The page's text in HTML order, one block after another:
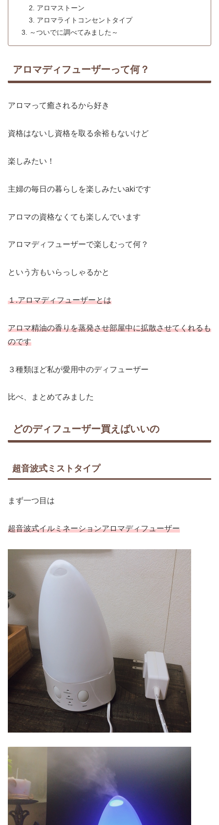
アロマストーン
アロマライトコンセントタイプ
～ついでに調べてみました～
アロマディフューザーって何？
アロマって癒されるから好き
資格はないし資格を取る余裕もないけど
楽しみたい！
主婦の毎日の暮らしを楽しみたいakiです
アロマの資格なくても楽しんでいます
アロマディフューザーで楽しむって何？
という方もいらっしゃるかと
１.アロマディフューザーとは
アロマ精油の香りを蒸発させ部屋中に拡散させてくれるも
のです
３種類ほど私が愛用中のディフューザー
比べ、まとめてみました
どのディフューザー買えばいいの
超音波式ミストタイプ
まず一つ目は
超音波式イルミネーションアロマディフューザー